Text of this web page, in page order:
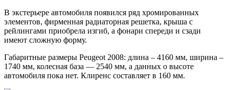
В экстерьере автомобиля появился ряд хромированных
элементов, фирменная радиаторная решетка, крыша с
рейлингами приобрела изгиб, а фонари спереди и сзади
имеют сложную форму.
Габаритные размеры Peugeot 2008: длина – 4160 мм, ширина –
1740 мм, колесная база — 2540 мм, а данных о высоте
автомобиля пока нет. Клиренс составляет в 160 мм.